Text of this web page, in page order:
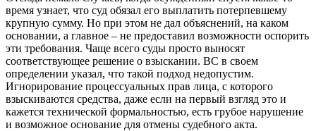
время узнает, что суд обязал его выплатить потерпевшему
крупную сумму. Но при этом не дал объяснений, на каком
основании, а главное – не предоставил возможности оспорить
эти требования. Чаще всего суды просто выносят
соответствующее решение о взыскании. ВС в своем
определении указал, что такой подход недопустим.
Игнорирование процессуальных прав лица, с которого
взыскиваются средства, даже если на первый взгляд это и
кажется технической формальностью, есть грубое нарушение
и возможное основание для отмены судебного акта.